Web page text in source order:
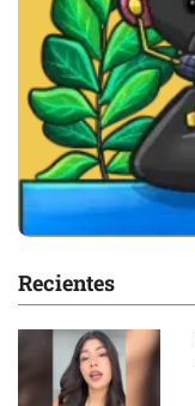
Recientes